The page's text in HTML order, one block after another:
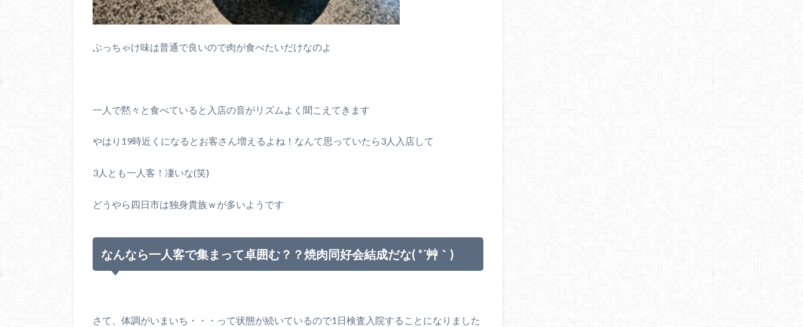
ぶっちゃけ味は普通で良いので肉が食べたいだけなのよ
一人で黙々と食べていると入店の音がリズムよく聞こえてきます
やはり19時近くになるとお客さん増えるよね！なんて思っていたら3人入店して
3人とも一人客！凄いな(笑)
どうやら四日市は独身貴族ｗが多いようです
なんなら一人客で集まって卓囲む？？焼肉同好会結成だな( *´艸｀)
さて、体調がいまいち・・・って状態が続いているので1日検査入院することになりました